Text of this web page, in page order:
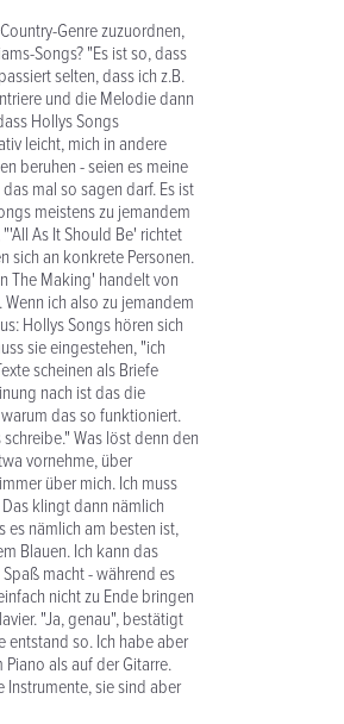
Genre zuzuordnen,
Songs? "Es ist so, dass
selten, dass ich z.B.
und die Melodie dann
Hollys Songs
leicht, mich in andere
beruhen - seien es meine
mal so sagen darf. Es ist
meistens zu jemandem
As It Should Be' richtet
sich an konkrete Personen.
The Making' handelt von
ich also zu jemandem
Hollys Songs hören sich
sie eingestehen, "ich
scheinen als Briefe
nach ist das die
das so funktioniert.
Was löst denn den
vornehme, über
über mich. Ich muss
klingt dann nämlich
es nämlich am besten ist,
Blauen. Ich kann das
macht - während es
nicht zu Ende bringen
"Ja, genau", bestätigt
entstand so. Ich habe aber
als auf der Gitarre.
sie sind aber